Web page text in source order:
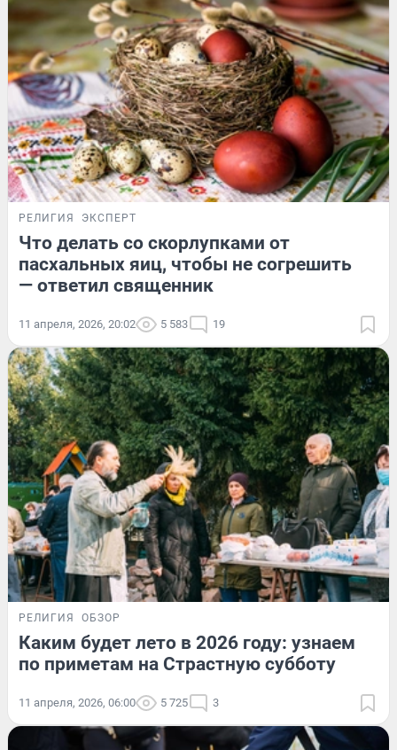
РЕЛИГИЯ ЭКСПЕРТ
Что делать со скорлупками от
пасхальных яиц, чтобы не согрешить
— ответил священник
11 апреля, 2026, 20:02 5 583 19
РЕЛИГИЯ ОБЗОР
Каким будет лето в 2026 году: узнаем
по приметам на Страстную субботу
11 апреля, 2026, 06:00 5 725 3